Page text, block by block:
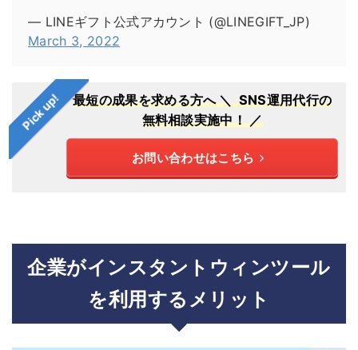
— LINEギフト公式アカウント (@LINEGIFT_JP)
March 3, 2022
Pick up! 最短の成果を求める方へ＼ SNS運用代行の
無料相談実施中！ ／
お問い合わせはこちら
企業がインスタントウィンツール
を利用するメリット